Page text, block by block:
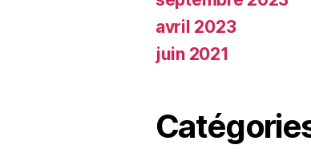
avril 2023
juin 2021